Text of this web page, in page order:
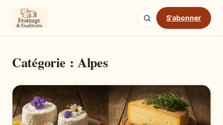
S'abonner
Catégorie : Alpes